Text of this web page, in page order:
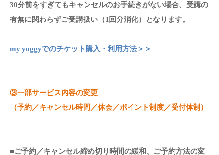
30分前をすぎてもキャンセルのお手続きがない場合、受講の
有無に関わらずご受講扱い（1回分消化）となります。
my yoggyでのチケット購入・利用方法＞＞
③一部サービス内容の変更
（予約／キャンセル時間／休会／ポイント制度／受付体制）
■ご予約／キャンセル締め切り時間の緩和、ご予約方法の変